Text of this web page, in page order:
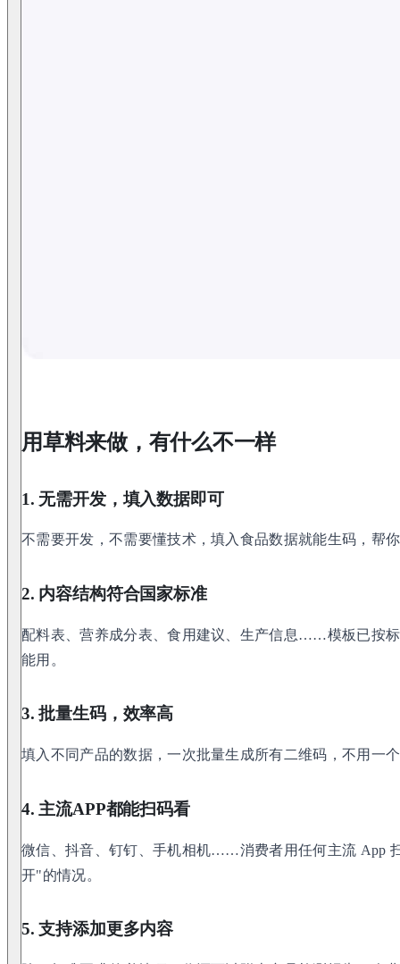
用草料来做，有什么不一样
1. 无需开发，填入数据即可
不需要开发，不需要懂技术，填入食品数据就能生码，帮
2. 内容结构符合国家标准
配料表、营养成分表、食用建议、生产信息……模板已按
能用。
3. 批量生码，效率高
填入不同产品的数据，一次批量生成所有二维码，不用一
4. 主流APP都能扫码看
微信、抖音、钉钉、手机相机……消费者用任何主流 App
开"的情况。
5. 支持添加更多内容